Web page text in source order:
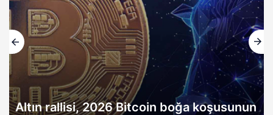
Altın rallisi, 2026 Bitcoin boğa koşusunun